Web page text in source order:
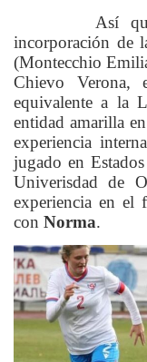
Así que el
incorporación de
(Montecchio
Chievo Verona,
equivalente a la
entidad amarilla
experiencia
jugado en
Univerisdad de
experiencia en el
con Norma.